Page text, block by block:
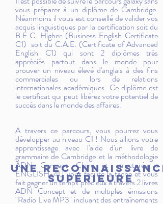
vous préparer à un diplôme de Cambridge.
Néanmoins il vous est conseillé de valider vos
acquis linguistiques par la certification soit du
B.E.C. Higher (Business English Certificate
C1) soit du C.A.E. (Certificate of Advanced
English C1) qui sont 2 diplômes très
appréciés partout dans le monde pour
prouver un niveau élevé d'anglais à des fins
commerciales ou lors de relations
internationales académiques. Ce diplôme est
le certificat qui peut libérez votre potentiel de
succès dans le monde des affaires.
A travers ce parcours, vous pourrez vous
développer au niveau C1 ! Nous allions votre
apprentissageavec l'aide d'un livre de
grammaire de Cambridge et la méthodologie
ADN Concept Claire et structurée :
ENGLISH-4U vous facilite la tâche et vous
fait gagner un temps précieux à travers2 livres
ADN Concept et de multiples émissions
"Radio Live MP3" incluant des entraînements
une
supérieure